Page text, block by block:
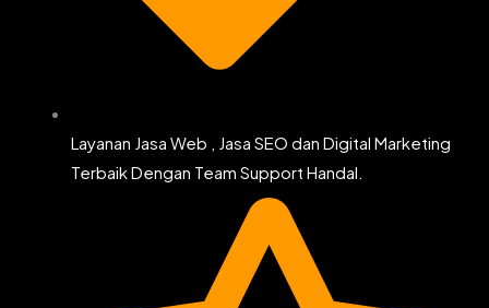
Layanan Jasa Web , Jasa SEO dan Digital Marketing
Terbaik Dengan Team Support Handal.